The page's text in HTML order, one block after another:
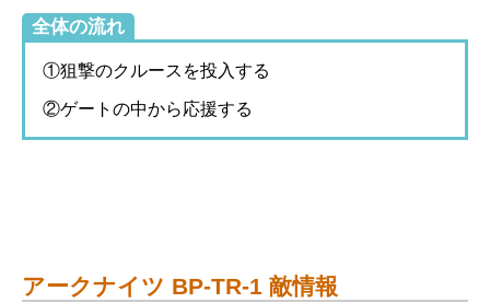
全体の流れ
①狙撃のクルースを投入する
②ゲートの中から応援する
アークナイツ BP-TR-1 敵情報